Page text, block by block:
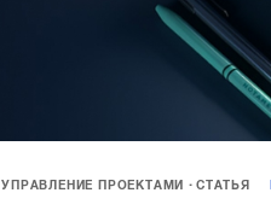
УПРАВЛЕНИЕ ПРОЕКТАМИ СТАТЬЯ